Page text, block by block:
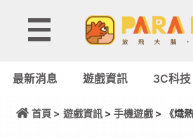
最新消息 遊戲資訊 3C科技
首頁 > 遊戲資訊> 手機遊戲> 《熾